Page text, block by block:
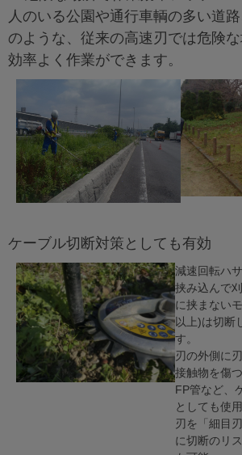
人のいる公園や通行車輌の多い道
のような、従来の高速刃では危険
効率よく作業ができます。
ケーブル切断対策としても有効
減速回転ハ
挟み込んで
に挟まない
以上)は切断
す。
刃の外側に
接触物を傷
FP管など、
としても使
刃を「細目
に切断のリ